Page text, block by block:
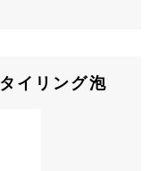
イリング泡